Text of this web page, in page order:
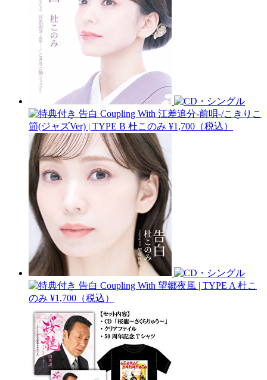
告白 Coupling With 江差追分-前唄-/こきりこ
節(ジャズVer) | TYPE B 杜このみ ¥1,700（税込）
告白 Coupling With 望郷夜風 | TYPE A 杜こ
のみ ¥1,700（税込）